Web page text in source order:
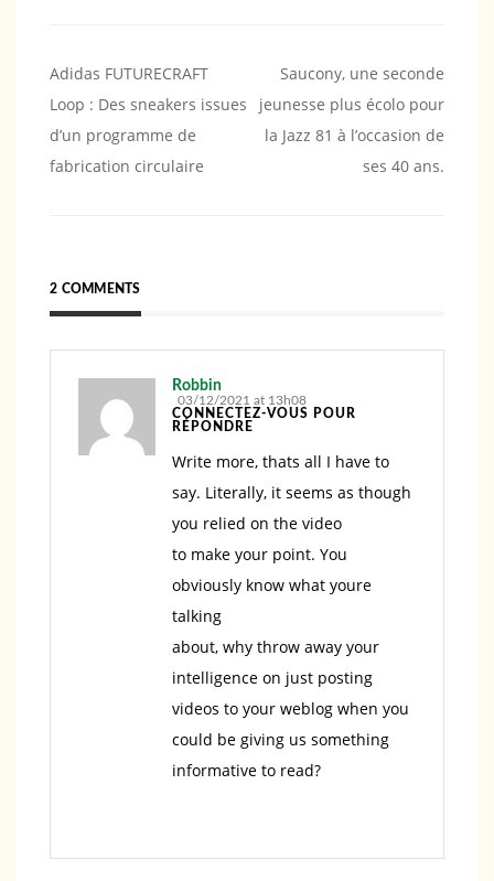
Navigation
de
l’article
Adidas FUTURECRAFT
Loop : Des sneakers issues
d’un programme de
fabrication circulaire
Saucony, une seconde
jeunesse plus écolo pour
la Jazz 81 à l’occasion de
ses 40 ans.
2 COMMENTS
Robbin
03/12/2021 at 13h08
CONNECTEZ-VOUS POUR
RÉPONDRE
Write more, thats all I have to
say. Literally, it seems as though
you relied on the video
to make your point. You
obviously know what youre
talking
about, why throw away your
intelligence on just posting
videos to your weblog when you
could be giving us something
informative to read?